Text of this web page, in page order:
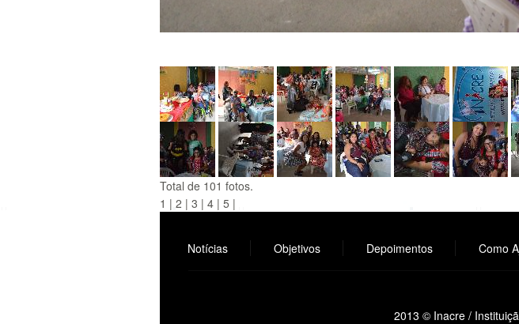
Total de 101 fotos.
1 | 2 | 3 | 4 | 5 |
Notícias Objetivos Depoimentos Como
2013 © Inacre /